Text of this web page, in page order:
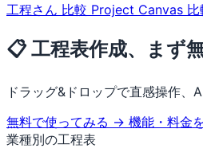
工程さん 比較 Project Canvas 比
📋 工程表作成、まず
ドラッグ&ドロップで直感操作、
無料で使ってみる → 機能・料金
業種別の工程表